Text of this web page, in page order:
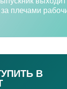
плечами
В